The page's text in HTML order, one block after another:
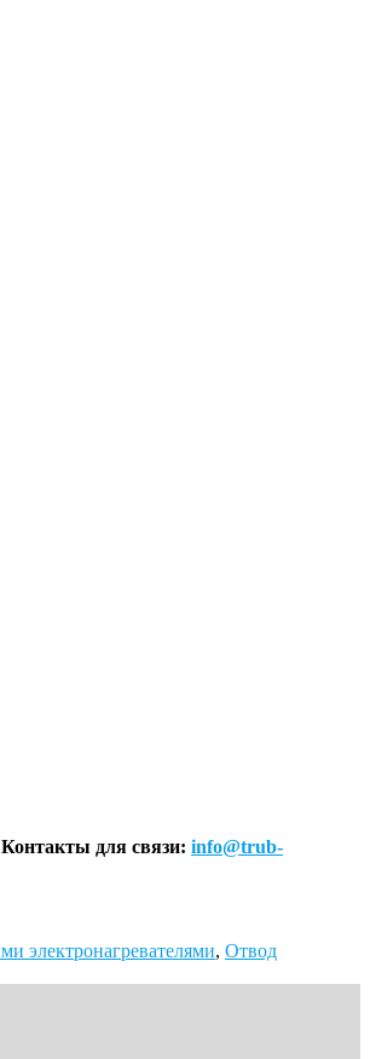
Контакты для связи: info@trub-
электронагревателями, Отвод